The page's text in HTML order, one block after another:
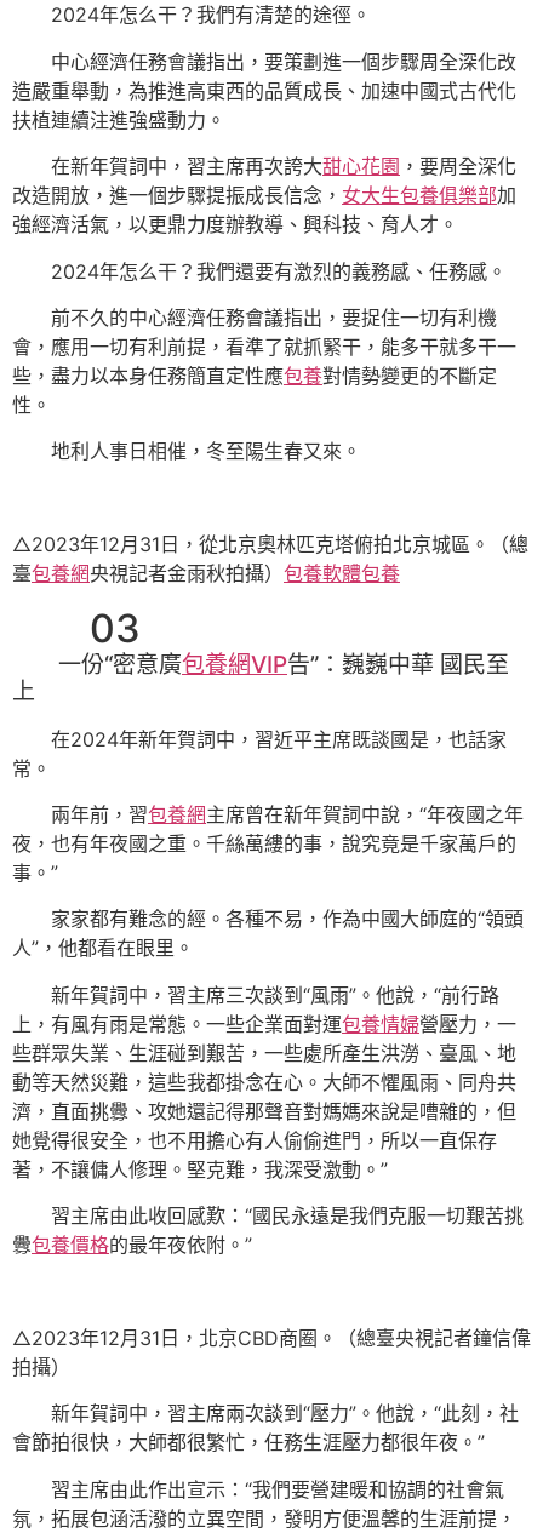
2024年怎么干？我們有清楚的途徑。
中心經濟任務會議指出，要策劃進一個步驟周全深化改
造嚴重舉動，為推進高東西的品質成長、加速中國式古代化
扶植連續注進強盛動力。
在新年賀詞中，習主席再次誇大甜心花園 ，要周全深化
改造開放，進一個步驟提振成長信念， 女大生包養俱樂部加
強經濟活氣，以更鼎力度辦教導、興科技、育人才。
2024年怎么干？我們還要有激烈的義務感、任務感。
前不久的中心經濟任務會議指出，要捉住一切有利機
會，應用一切有利前提，看準了就抓緊干，能多干就多干一
些，盡力以本身任務簡直定性應包養對情勢變更的不斷定
性。
地利人事日相催，冬至陽生春又來。
△2023年12月31日，從北京奧林匹克塔俯拍北京城區。（總
臺包養網央視記者金雨秋拍攝） 包養軟體包養
03
一份“密意廣包養網VIP告”：巍巍中華 國民至
上
在2024年新年賀詞中，習近平主席既談國是，也話家
常。
兩年前，習包養網主席曾在新年賀詞中說，“年夜國之年
夜，也有年夜國之重。千絲萬縷的事，說究竟是千家萬戶的
事。”
家家都有難念的經。各種不易，作為中國大師庭的“領頭
人”，他都看在眼里。
新年賀詞中，習主席三次談到“風雨”。他說，“前行路
上，有風有雨是常態。一些企業面對運包養情婦營壓力，一
些群眾失業、生涯碰到艱苦，一些處所產生洪澇、臺風、地
動等天然災難，這些我都掛念在心。大師不懼風雨、同舟共
濟，直面挑釁、攻她還記得那聲音對媽媽來說是嘈雜的，但
她覺得很安全，也不用擔心有人偷偷進門，所以一直保存
著，不讓傭人修理。堅克難，我深受激動。”
習主席由此收回感歎：“國民永遠是我們克服一切艱苦挑
釁包養價格的最年夜依附。”
△2023年12月31日，北京CBD商圈。（總臺央視記者鐘信偉
拍攝）
新年賀詞中，習主席兩次談到“壓力”。他說，“此刻，社
會節拍很快，大師都很繁忙，任務生涯壓力都很年夜。”
習主席由此作出宣示：“我們要營建暖和協調的社會氣
氛，拓展包涵活潑的立異空間，發明方便溫馨的生涯前提，